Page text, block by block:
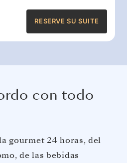
RESERVE SU SUITE
con todo
gourmet 24 horas, del
de las bebidas